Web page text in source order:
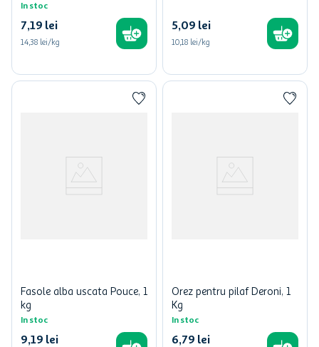
In stoc
7,19 lei
14,38 lei/kg
5,09 lei
10,18 lei/kg
Fasole alba uscata Pouce, 1
kg
In stoc
9,19 lei
Orez pentru pilaf Deroni, 1
Kg
In stoc
6,79 lei